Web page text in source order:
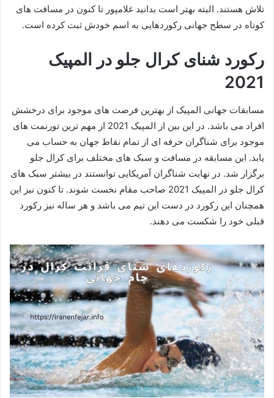
تلاش هستند. البته بهتر است بدانید غلامپور تا کنون در مسافت های
کوتاه در سطح جهانی رکوردهایی به اسم خودش ثبت کرده است.
رکورد شنای کرال جلو در المپیک
2021
مسابقات جهانی المپیک از بهترین فرصت های موجود برای درخشش
افراد می باشد. در این بین از المپیک 2021 از مهم ترین تورنمت های
موجود برای شناگران حرفه ای از تمام نقاط جهان به حساب می
یابد. این مسابقه در مسافت و سبک های مختلف برای کرال جلو
برگزار شد. در نهایت شناگران آمریکایی توانستند در بیشتر سبک های
کرال جلو در المپیک 2021 صاحب مقام نخست شوند. تا کنون نیز این
همچنان این رکورد در دست این تیم می باشد و هر ساله نیز رکورد
قبلی خود را شکست می دهند.